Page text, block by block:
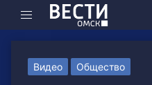
Видео Общество